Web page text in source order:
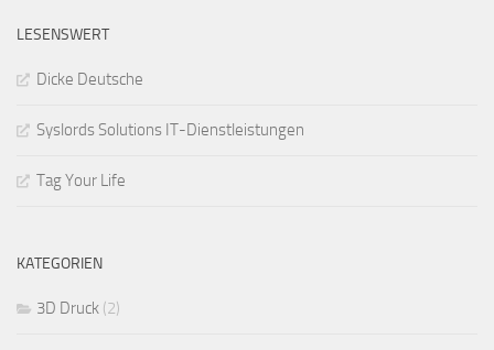
LESENSWERT
Dicke Deutsche
Syslords Solutions IT-Dienstleistungen
Tag Your Life
KATEGORIEN
3D Druck (2)